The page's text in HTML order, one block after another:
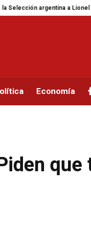
argentina a Lionel y su
Economía
que